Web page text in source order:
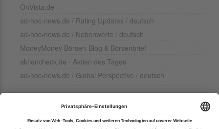
OnVista.de
ad-hoc-news.de / Rating Updates / deutsch
ad-hoc-news.de / Nebenwerte / deutsch
MoneyMoney Börsen-Blog & Börsenbrief
aktiencheck.de - Aktien des Tages
ad-hoc-news.de / Global Perspective / deutsch